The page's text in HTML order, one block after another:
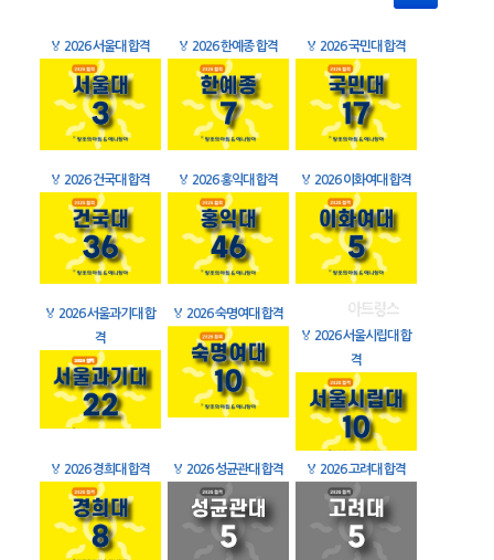
🏅 2026 서울대 합격 🏅 2026 한예종 합격 🏅 2026 국민대 합격
🏅 2026 건국대 합격 🏅 2026 홍익대 합격 🏅 2026 이화여대 합격
🏅 2026 서울과기대 합
격
🏅 2026 숙명여대 합격
🏅 2026 서울시립대 합
격
🏅 2026 경희대 합격 🏅 2026 성균관대 합격 🏅 2026 고려대 합격